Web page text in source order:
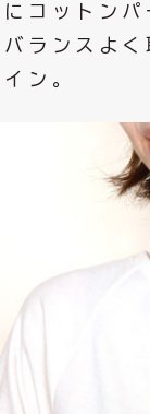
にコットン
バランスよ
イン。